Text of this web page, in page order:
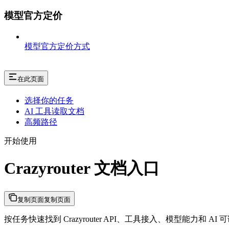
模型官方定价
模型官方定价方式
在此页面
选择你的任务
AI 工具读取文档
高频路径
开始使用
Crazyrouter 文档入口
复制页面复制页面
按任务快速找到 Crazyrouter API、工具接入、模型能力和 AI